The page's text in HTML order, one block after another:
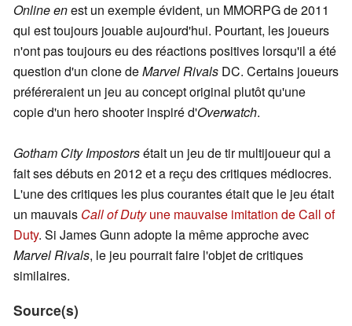
Online enest un exemple évident, un MMORPG de 2011
qui est toujours jouable aujourd'hui. Pourtant, les joueurs
n'ont pas toujours eu des réactions positives lorsqu'il a été
question d'un clone deMarvel Rivals DC. Certains joueurs
préféreraient un jeu au concept original plutôt qu'une
copie d'un hero shooter inspiré d'Overwatch.
Gotham City Impostorsétait un jeu de tir multijoueur qui a
fait ses débuts en 2012 et a reçu des critiques médiocres.
L'une des critiques les plus courantes était que le jeu était
un mauvais Call of Dutyune mauvaise imitation de Call of
Duty. Si James Gunn adopte la même approche avec
Marvel Rivals, le jeu pourrait faire l'objet de critiques
similaires.
Source(s)